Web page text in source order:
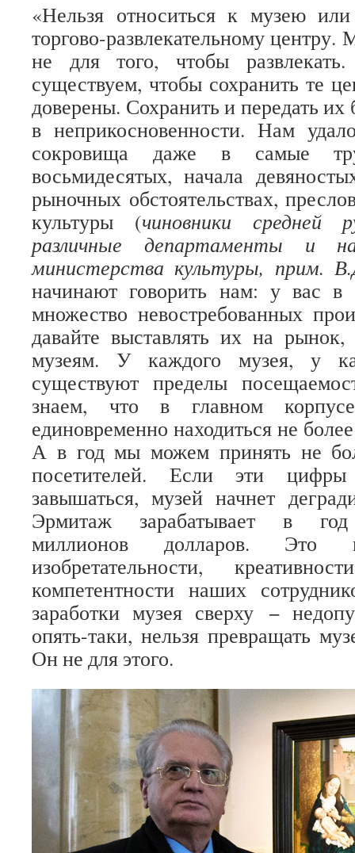
«Нельзя относиться к музею
торгово-развлекательному
не для того, чтобы
существуем, чтобы сохранить те
доверены. Сохранить и передать
в неприкосновенности. Нам
сокровища даже в самые
восьмидесятых, начала
рыночных обстоятельствах,
культуры (чиновники средней
различные департаменты и
министерства культуры, прим.
начинают говорить нам: у вас в
множество невостребованных
давайте выставлять их на рынок,
музеям. У каждого музея, у
существуют пределы
знаем, что в главном
единовременно находиться не
А в год мы можем принять не
посетителей. Если эти цифры
завышаться, музей начнет
Эрмитаж зарабатывает в год
миллионов долларов. Это
изобретательности,
компетентности наших
заработки музея сверху −
опять-таки, нельзя превращать
Он не для этого.